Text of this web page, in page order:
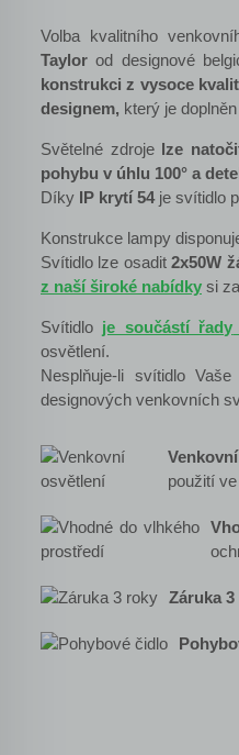
Volba kvalitního
Taylor od designové
konstrukci z vysoce
designem, který je
Světelné zdroje lze
pohybu v úhlu 100° a
Díky IP krytí 54 je svítidlo
Konstrukce lampy
Svítidlo lze osadit2x50W
z naší široké nabídky si
Svítidlo je součástí řady
osvětlení.
Nesplňuje-li svítidlo Vaše
designových venkovních
použití
Záruka